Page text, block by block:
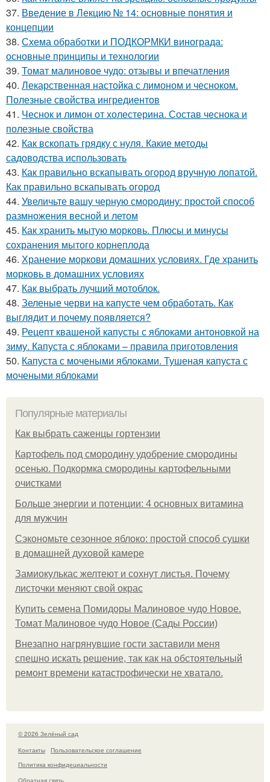
37. Введение в Лекцию № 14: основные понятия и
концепции
38. Схема обработки и ПОДКОРМКИ винограда:
основные принципы и технологии
39. Томат малиновое чудо: отзывы и впечатления
40. Лекарственная настойка с лимоном и чесноком.
Полезные свойства ингредиентов
41. Чеснок и лимон от холестерина. Состав чеснока и
полезные свойства
42. Как вскопать грядку с нуля. Какие методы
садоводства использовать
43. Как правильно вскапывать огород вручную лопатой.
Как правильно вскапывать огород
44. Увеличьте вашу черную смородину: простой способ
размножения весной и летом
45. Как хранить мытую морковь. Плюсы и минусы
сохранения мытого корнеплода
46. Хранение моркови домашних условиях. Где хранить
морковь в домашних условиях
47. Как выбрать лучший мотоблок.
48. Зеленые черви на капусте чем обработать. Как
выглядит и почему появляется?
49. Рецепт квашеной капусты с яблоками антоновкой на
зиму. Капуста с яблоками – правила приготовления
50. Капуста с мочеными яблоками. Тушеная капуста с
мочеными яблоками
Популярные материалы
Как выбрать саженцы гортензии
Картофель под смородину удобрение смородины
осенью. Подкормка смородины картофельными
очистками
Больше энергии и потенции: 4 основных витамина
для мужчин
Сэкономьте сезонное яблоко: простой способ сушки
в домашней духовой камере
Замиокулькас желтеют и сохнут листья. Почему
листочки меняют свой окрас
Купить семена Помидоры Малиновое чудо Новое.
Томат Малиновое чудо Новое (Сады России)
Внезапно нагрянувшие гости заставили меня
спешно искать решение, так как на обстоятельный
ремонт времени катастрофически не хватало.
© 2026 Зелёный сад
Контакты
Пользовательское соглашение
Политика конфидециальности
Обратная связь